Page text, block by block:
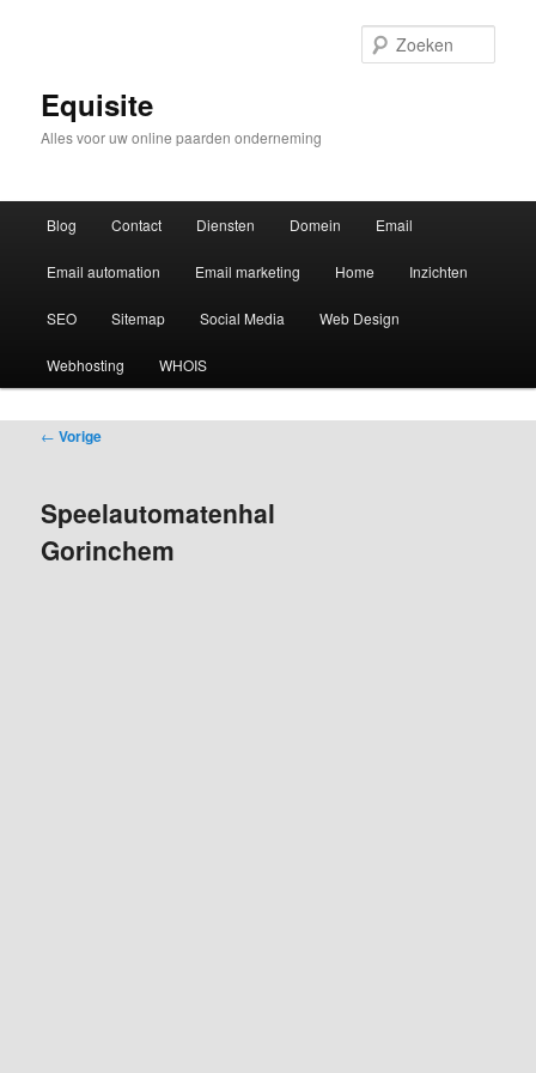
Equisite
Alles voor uw online paarden onderneming
Blog Contact Diensten Domein Email
Email automation Email marketing Home Inzichten
SEO Sitemap Social Media Web Design
Webhosting WHOIS
Bericht
← Vorige
Speelautomatenhal
Gorinchem